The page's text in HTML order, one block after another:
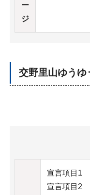
ー
ジ
交野里山ゆうゆ
宣言項目1
宣言項目2